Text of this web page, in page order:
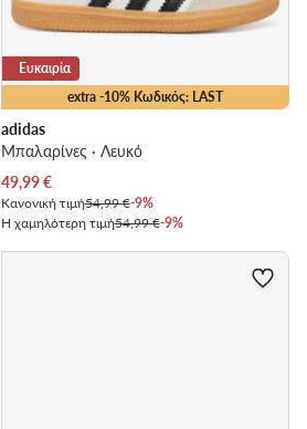
extra -10% Κωδικός: LAST
Ευκαιρία
adidas
Μπαλαρίνες · Λευκό
Τρέχουσα τιμή
49,99€
Κανονική τιμή54,99 €-9%
Η χαμηλότερη τιμή54,99 €-9%